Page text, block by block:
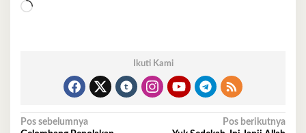
Memuat...
Ikuti Kami
Navigasi
Pos sebelumnya
Pos berikutnya